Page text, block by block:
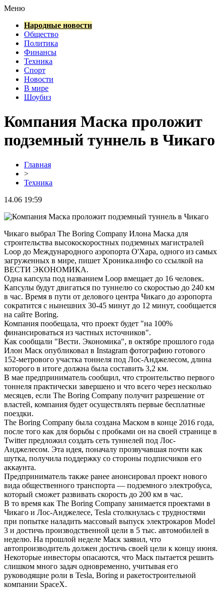
Меню
Народные новости
Общество
Политика
Финансы
Техника
Спорт
Новости
В мире
Шоубиз
Компания Маска проложит
подземный туннель в Чикаго
Главная
>
Техника
14.06 19:59
Чикаго выбрал The Boring Company Илона Маска для
строительства высокоскоростных подземных магистралей
Loop до Международного аэропорта О'Хара, одного из самых
загруженных в мире, пишет Хроника.инфо со ссылкой на
ВЕСТИ ЭКОНОМИКА.
Одна капсула под названием Loop вмещает до 16 человек.
Капсулы будут двигаться по туннелю со скоростью до 240 км
в час. Время в пути от делового центра Чикаго до аэропорта
сократится с нынешних 30-45 минут до 12 минут, сообщается
на сайте Boring.
Компания пообещала, что проект будет "на 100%
финансироваться из частных источников".
Как сообщали "Вести. Экономика", в октябре прошлого года
Илон Маск опубликовал в Instagram фотографию готового
152-метрового участка тоннеля под Лос-Анджелесом, длина
которого в итоге должна была составить 3,2 км.
В мае предприниматель сообщил, что строительство первого
тоннеля практически завершено и что всего через несколько
месяцев, если The Boring Company получит разрешение от
властей, компания будет осуществлять первые бесплатные
поездки.
The Boring Company была создана Маском в конце 2016 года,
после того как для борьбы с пробками он на своей странице в
Twitter предложил создать сеть туннелей под Лос-
Анджелесом. Эта идея, поначалу прозвучавшая почти как
шутка, получила поддержку со стороны подписчиков его
аккаунта.
Предприниматель также ранее анонсировал проект нового
вида общественного транспорта — подземного электробуса,
который сможет развивать скорость до 200 км в час.
В то время как The Boring Company занимается проектами в
Чикаго и Лос-Анджелесе, Tesla столкнулась с трудностями
при попытке наладить массовый выпуск электрокаров Model
3 и достичь производственной цели в 5 тыс. автомобилей в
неделю. На прошлой неделе Маск заявил, что
автопроизводитель должен достичь своей цели к концу июня.
Некоторые инвесторы опасаются, что Маск пытается решить
слишком много задач одновременно, учитывая его
руководящие роли в Tesla, Boring и ракетостроительной
компании SpaceX.